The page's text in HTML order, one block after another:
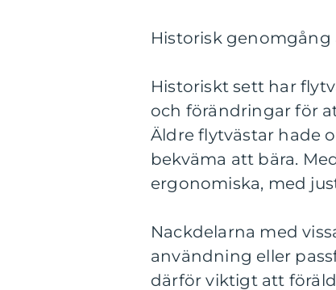
Historisk genomgång
Historiskt sett har
och förändringar för
Äldre flytvästar hade
bekväma att bära.
ergonomiska, med
Nackdelarna med
användning eller
därför viktigt att